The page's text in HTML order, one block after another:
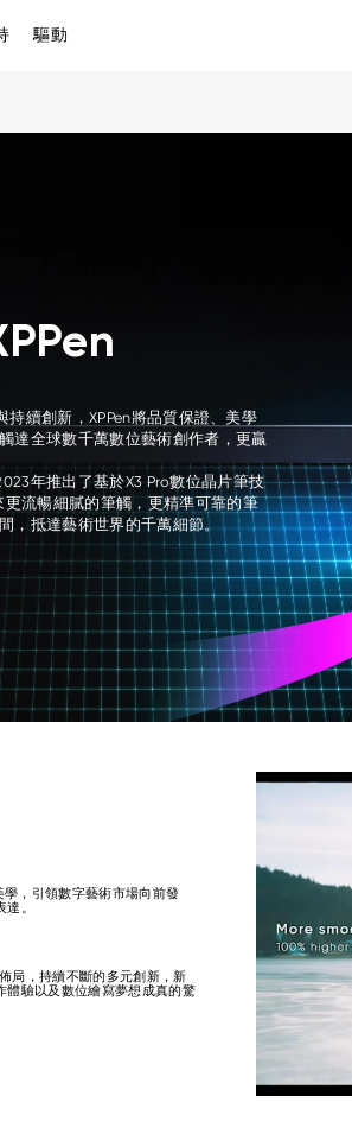
驅動
持續創新，XPPen將品質保證、美學
達全球數千萬數位藝術創作者，更贏
年推出了基於X3 Pro數位晶片筆技
流暢細膩的筆觸，更精準可靠的筆
，抵達藝術世界的千萬細節。
，引領數字藝術市場向前發
。
局，持續不斷的多元創新，新
體驗以及數位繪寫夢想成真的驚